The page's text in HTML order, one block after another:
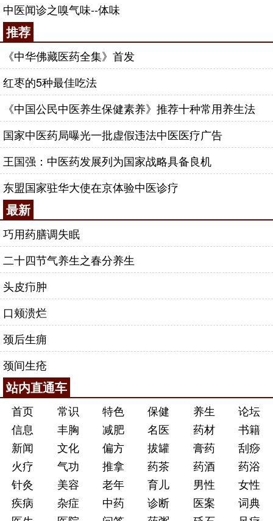
中医闻诊之嗅气味--体味
推荐
《中华佛藏医药全集》首发
红枣的5种最佳吃法
《中国公民中医养生保健素养》推荐十种常用养生法
国家中医药局曝光一批虚假违法中医医疗广告
王国强：中医药发展列为国家战略具备良机
东盟国家驻华大使在京体验中医诊疗
最新
巧用药膳调失眠
二十四节气养生之春分养生
头皮疖肿
口颊溃烂
颈后生痈
颈间生疮
站内直通车
首页 常识 特色 保健 养生
论坛
信息
丰胸 减肥 名医 药材
书籍
新闻
文化 偏方 拔罐 膏药
刮痧
火疗
气功 推拿 药茶 药酒
药浴
针灸
美容 老年 育儿 男性
女性
疾病
杂症 中药 诊断 医案
词典